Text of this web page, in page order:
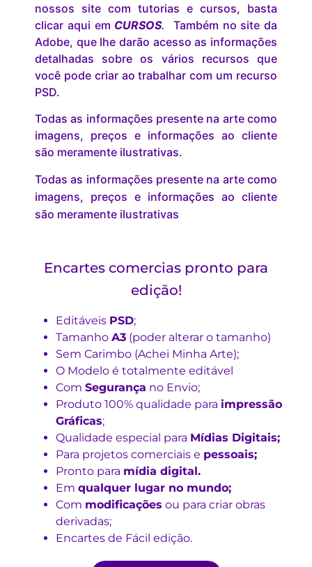
nossos site com tutorias e cursos, basta
clicar aqui em CURSOS.
Também no site da
Adobe, que lhe darão acesso as informações
detalhadas sobre os vários recursos que
você pode criar ao trabalhar com um recurso
PSD.
Todas as informações presente na arte como
imagens, preços e informações ao cliente
são meramente ilustrativas.
Todas as informações presente na arte como
imagens, preços e informações ao cliente
são meramente ilustrativas
Encartes comercias pronto para
edição!
Editáveis PSD;
Tamanho A3 (poder alterar o tamanho)
Sem Carimbo (Achei Minha Arte);
O Modelo é totalmente editável
Com Segurança no Envio;
Produto 100% qualidade para impressão
Gráficas;
Qualidade especial para Mídias Digitais;
Para projetos comerciais e pessoais;
Pronto para mídia digital.
Em qualquer lugar no mundo;
Com modificações ou para criar obras
derivadas;
Encartes de Fácil edição.